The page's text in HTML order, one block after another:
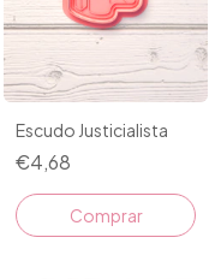
Escudo Justicialista
€4,68
Comprar